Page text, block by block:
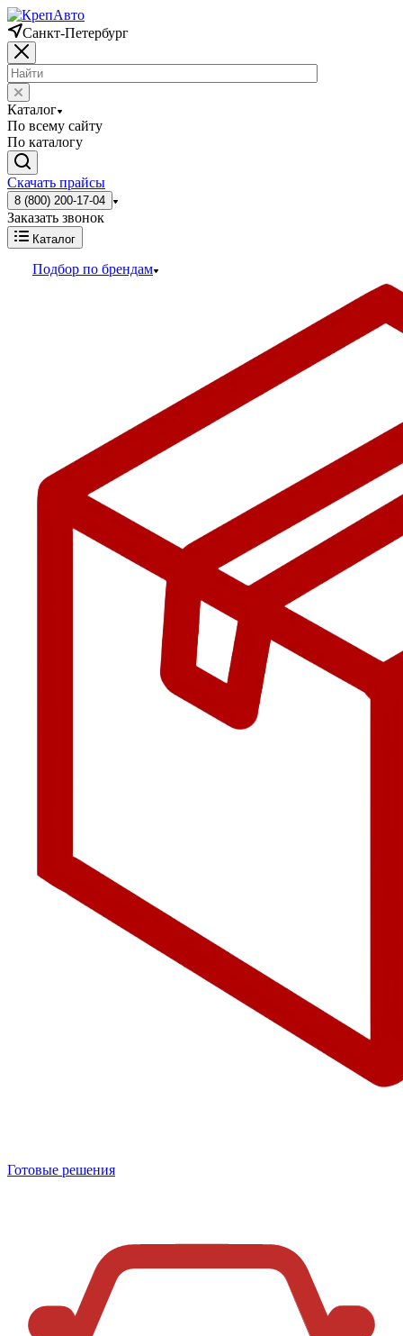
Санкт-Петербург
Каталог
По всему сайту
По каталогу
Скачать прайсы
8 (800) 200-17-04
Заказать звонок
Каталог
Подбор по брендам
Готовые решения